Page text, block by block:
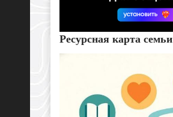
Ресурсная карта семьи